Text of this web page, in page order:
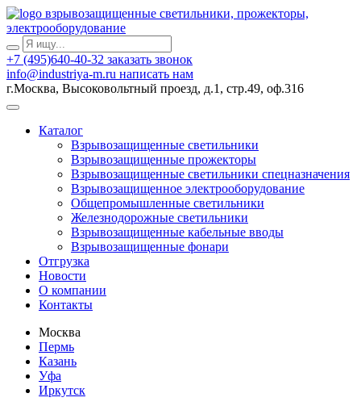
взрывозащищенные светильники, прожекторы,
электрооборудование
+7 (495)640-40-32 заказать звонок
info@industriya-m.ru написать нам
г.Москва, Высоковольтный проезд, д.1, стр.49, оф.316
Каталог
Взрывозащищенные светильники
Взрывозащищенные прожекторы
Взрывозащищенные светильники спецназначения
Взрывозащищенное электрооборудование
Общепромышленные светильники
Железнодорожные светильники
Взрывозащищенные кабельные вводы
Взрывозащищенные фонари
Отгрузка
Новости
О компании
Контакты
Москва
Пермь
Казань
Уфа
Иркутск